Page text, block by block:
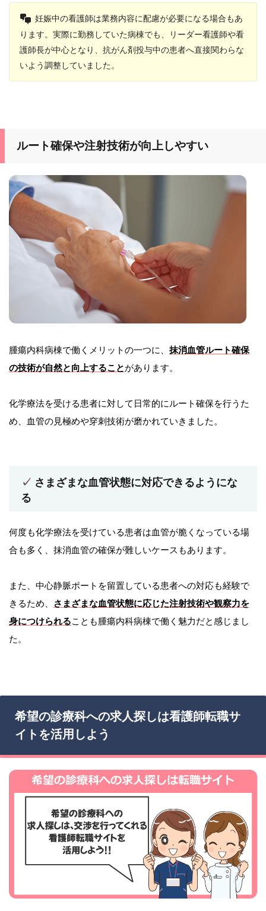
妊娠中の看護師は業務内容に配慮が必要になる場合もあ
ります。実際に勤務していた病棟でも、リーダー看護師や看
護師長が中心となり、抗がん剤投与中の患者へ直接関わらな
いよう調整していました。
ルート確保や注射技術が向上しやすい
腫瘍内科病棟で働くメリットの一つに、 抹消血管ルート確保
の技術が自然と向上することがあります。
化学療法を受ける患者に対して日常的にルート確保を行うた
め、血管の見極めや穿刺技術が磨かれていきました。
さまざまな血管状態に対応できるようにな
る
何度も化学療法を受けている患者は血管が脆くなっている場
合も多く、抹消血管の確保が難しいケースもあります。
また、中心静脈ポートを留置している患者への対応も経験で
きるため、
さまざまな血管状態に応じた注射技術や観察力を
身につけられることも腫瘍内科病棟で働く魅力だと感じまし
た。
希望の診療科への求人探しは看護師転職サ
イトを活用しよう